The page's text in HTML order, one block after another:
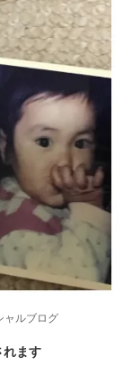
ャルブログ
れます